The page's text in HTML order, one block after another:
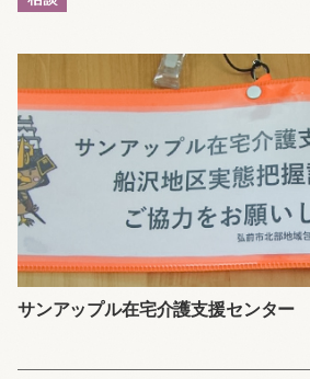
サンアップル在宅介護支援センター